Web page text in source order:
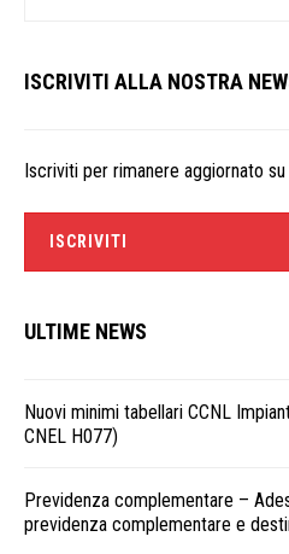
ISCRIVITI ALLA NOSTRA
Iscriviti per rimanere aggiornato
ISCRIVITI
ULTIME NEWS
Nuovi minimi tabellari CCNL
CNEL H077)
Previdenza complementare –
previdenza complementare e